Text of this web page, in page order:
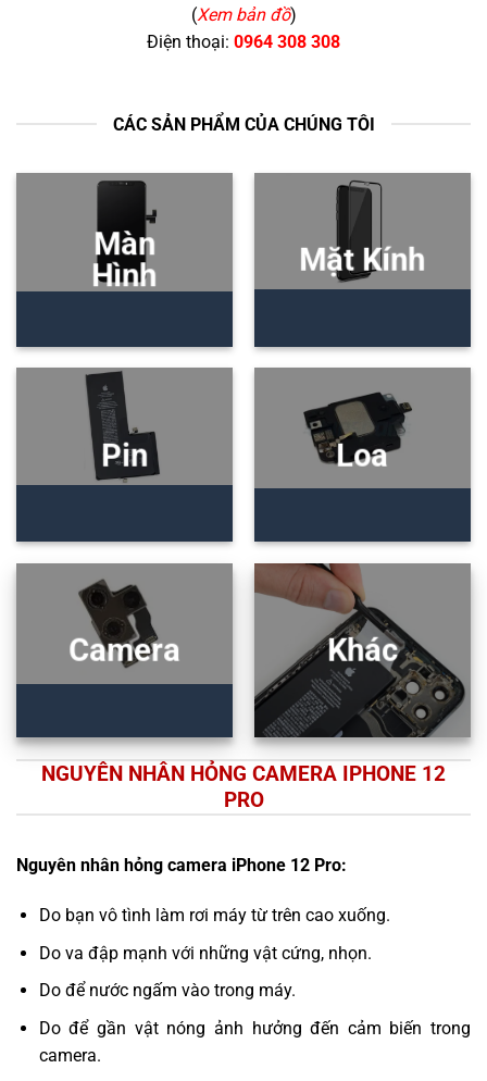
(Xem bản đồ)
Điện thoại: 0964 308 308
CÁC SẢN PHẨM CỦA CHÚNG TÔI
Màn
Hình
Mặt Kính
Pin Loa
Camera Khác
NGUYÊN NHÂN HỎNG CAMERA IPHONE 12
PRO
Nguyên nhân hỏng camera iPhone 12 Pro:
Do bạn vô tình làm rơi máy từ trên cao xuống.
Do va đập mạnh với những vật cứng, nhọn.
Do để nước ngấm vào trong máy.
Do để gần vật nóng ảnh hưởng đến cảm biến trong
camera.